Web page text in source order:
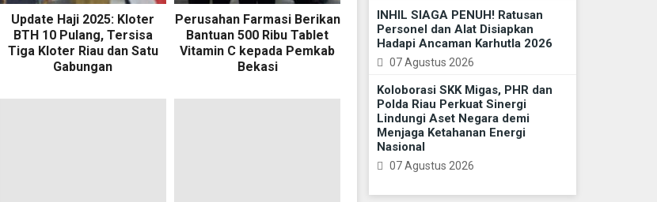
Update Haji 2025: Kloter
BTH 10 Pulang, Tersisa
Tiga Kloter Riau dan Satu
Gabungan
Perusahan Farmasi Berikan
Bantuan 500 Ribu Tablet
Vitamin C kepada Pemkab
Bekasi
INHIL SIAGA PENUH! Ratusan
Personel dan Alat Disiapkan
Hadapi Ancaman Karhutla 2026
07 Agustus 2026
Koloborasi SKK Migas, PHR dan
Polda Riau Perkuat Sinergi
Lindungi Aset Negara demi
Menjaga Ketahanan Energi
Nasional
07 Agustus 2026